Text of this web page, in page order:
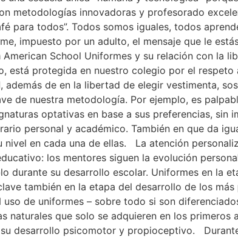
metodologías innovadoras y profesorado
para todos”. Todos somos iguales, todos
impuesto por un adulto, el mensaje que le
School Uniformes y su relación con la
está protegida en nuestro colegio por el
de en la libertad de elegir vestimenta,
de nuestra metodología. Por ejemplo, es
optativas en base a sus preferencias, sin
personal y académico. También en que da
nivel en cada una de ellas. La atención
los mentores siguen la evolución
durante su desarrollo escolar. Uniformes en la
también en la etapa del desarrollo de los
de uniformes – sobre todo si son
naturales que solo se adquieren en los
desarrollo psicomotor y propioceptivo.